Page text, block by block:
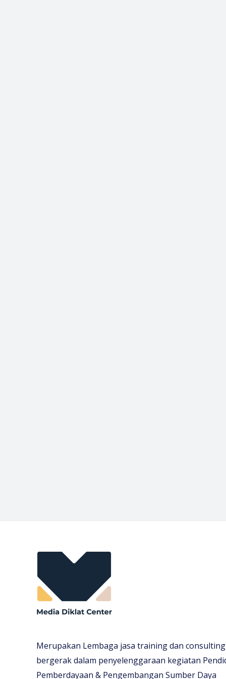
Merupakan Lembaga jasa training dan
bergerak dalam penyelenggaraan kegiatan
Pemberdayaan & Pengembangan Sumber Daya